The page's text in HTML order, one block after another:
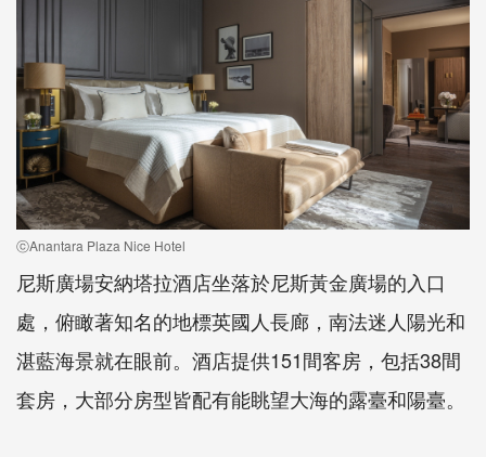
ⓒAnantara Plaza Nice Hotel
尼斯廣場安納塔拉酒店坐落於尼斯黃金廣場的入口
處，俯瞰著知名的地標英國人長廊，南法迷人陽光和
湛藍海景就在眼前。酒店提供151間客房，包括38間
套房，大部分房型皆配有能眺望大海的露臺和陽臺。